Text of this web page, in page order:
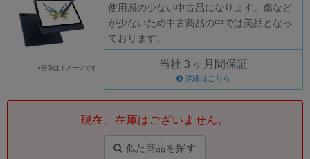
※画像はイメージです
使用感の少ない中古品になります。傷など
が少ないため中古商品の中では美品となっ
ております。
当社３ヶ月間保証
詳細はこちら
現在、在庫はございません。
似た商品を探す
フリーワード
カテゴリー
商品ジャンルの絞り込み
「スマートフォン」「タブレット」など